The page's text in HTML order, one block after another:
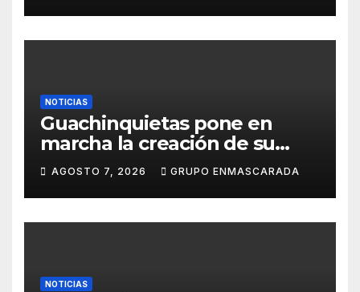
la Rambla para el Grand Prix
NOTICIAS
Guachinquietas pone en
marcha la creación de su
repertorio para el Carnaval
2027
AGOSTO 7, 2026 GRUPO ENMASCARADA
NOTICIAS